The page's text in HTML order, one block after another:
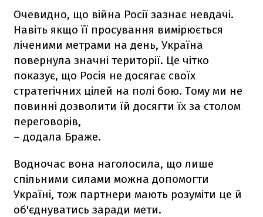
Очевидно, що війна Росії зазнає невдачі.
Навіть якщо її просування вимірюється
ліченими метрами на день, Україна
повернула значні території. Це чітко
показує, що Росія не досягає своїх
стратегічних цілей на полі бою. Тому ми не
повинні дозволити їй досягти їх за столом
переговорів,
– додала Браже.
Водночас вона наголосила, що лише
спільними силами можна допомогти
Україні, тож партнери мають розуміти це й
об'єднуватись заради мети.